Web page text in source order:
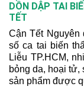
DỒN DẬP TAI
TẾT
Cận Tết Nguyên
số ca tai biến
Liễu TP.HCM,
bỏng da, hoại tử,
sản phẩm được